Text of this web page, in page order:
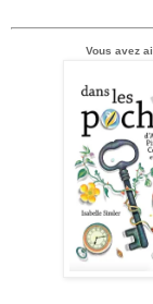
Vous avez